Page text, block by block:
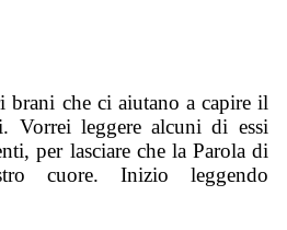
brani che ci aiutano a capire il
Vorrei leggere alcuni di essi
per lasciare che la Parola di
cuore. Inizio leggendo